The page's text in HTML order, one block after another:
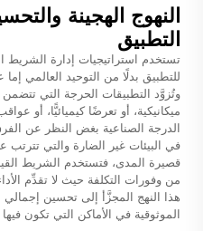
النهوج الهجينة
التطبيق
تستخدم استراتيجيات إدارة
للتطبيق بدلًا من التوحيد العالمي
وتُزوَّد التطبيقات الحرجة التي
ميكانيكية، أو تعرضًا كيميائيًّا،
الدرجة الصناعية بغض النظر عن
في البيئات غير الضارة والتي
قصيرة المدى، فتستخدم الشريط
من وفورات التكلفة حيث لا تقدِّم
هذا النهج المجزَّأ إلى تحسين
الموثوقية في الأماكن التي تكون فيها